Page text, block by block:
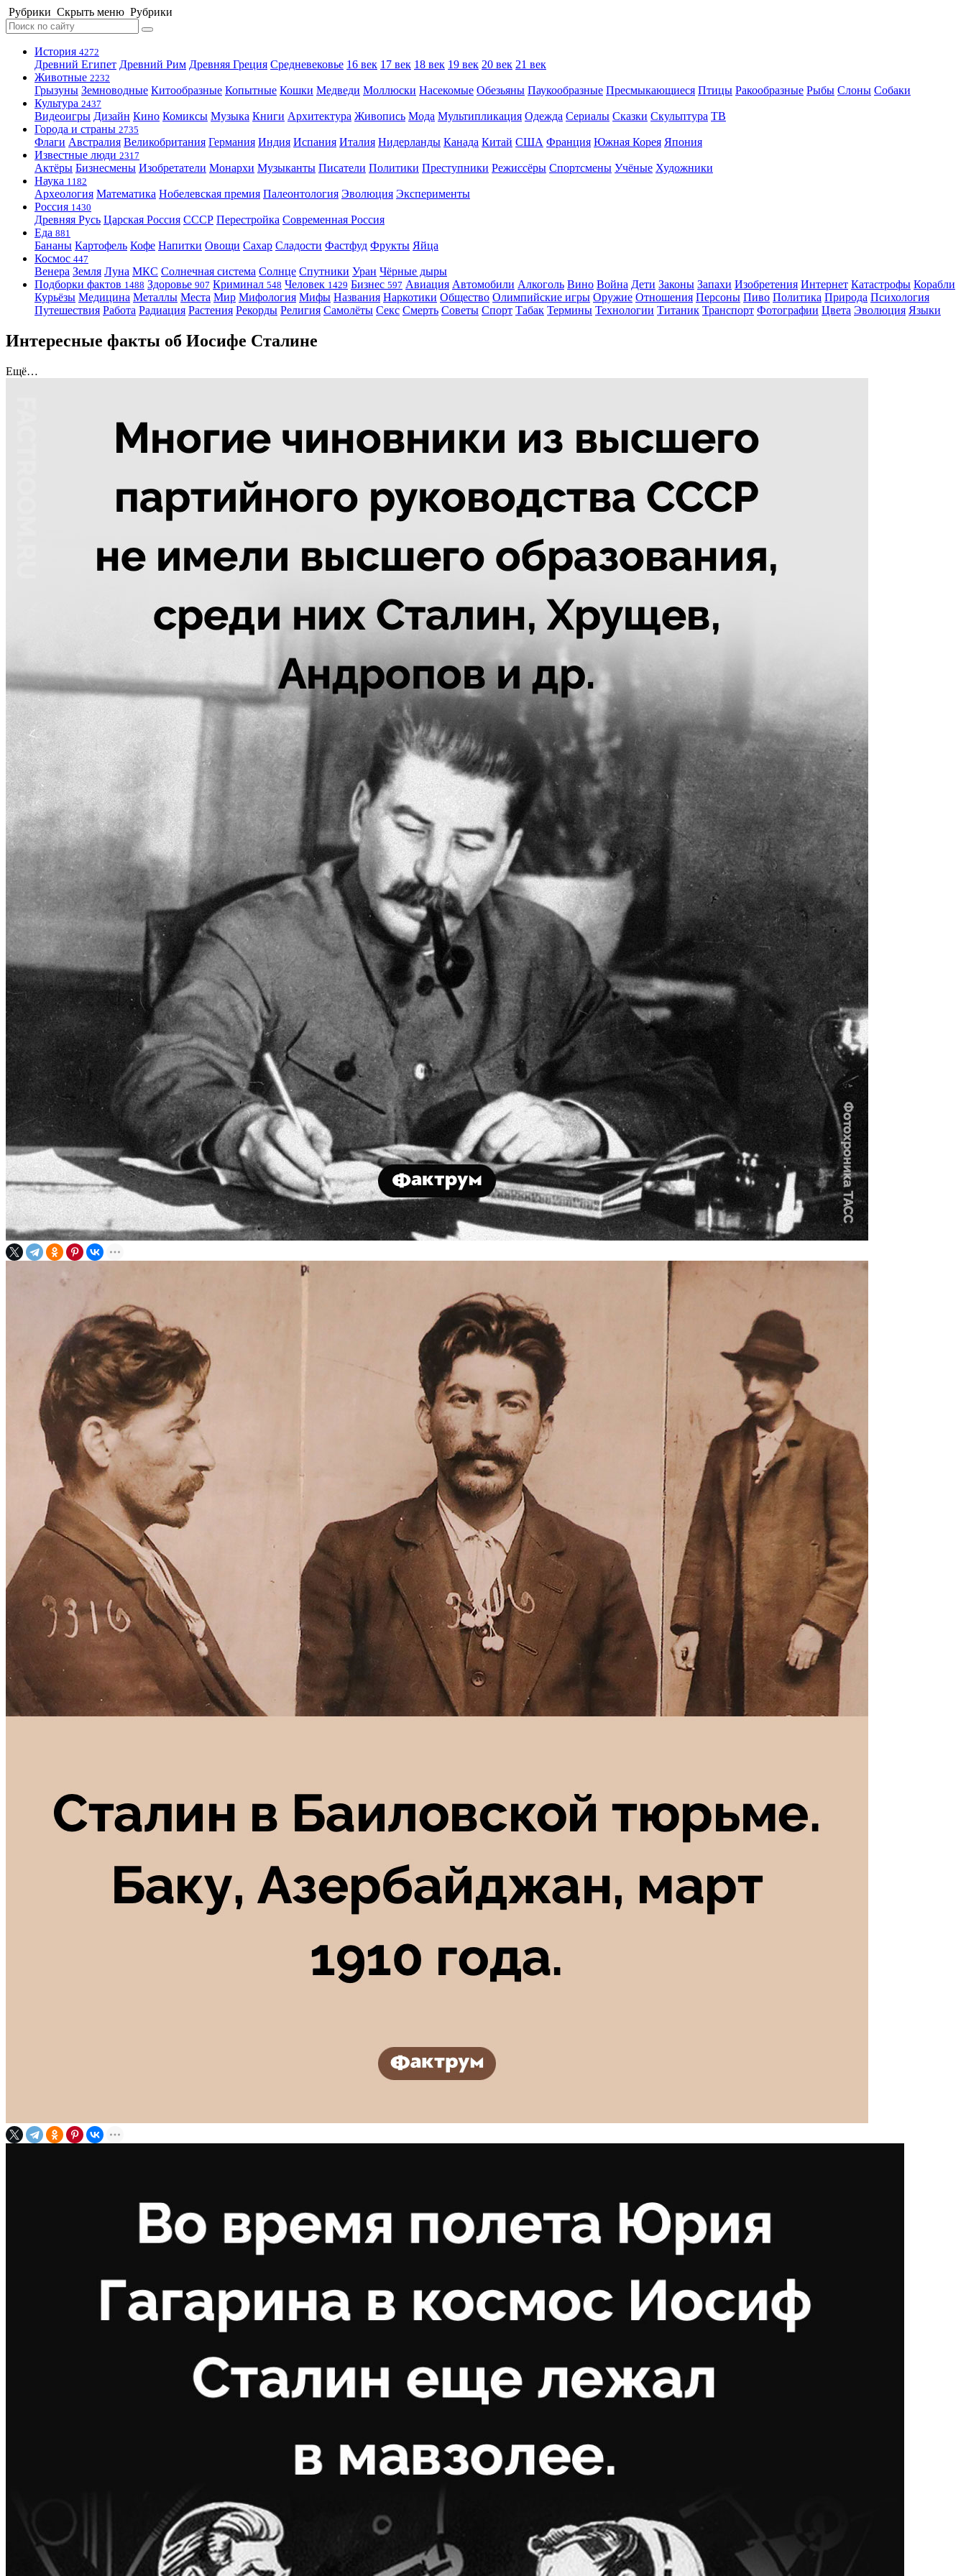
Рубрики Скрыть меню Рубрики
История 4272
Древний Египет Древний Рим Древняя Греция Средневековье 16 век 17 век 18 век 19 век 20 век 21 век
Животные 2232
Грызуны Земноводные Китообразные Копытные Кошки Медведи Моллюски Насекомые Обезьяны Паукообразные Пресмыкающиеся Птицы Ракообразные Рыбы Слоны Собаки
Культура 2437
Видеоигры Дизайн Кино Комиксы Музыка Книги Архитектура Живопись Мода Мультипликация Одежда Сериалы Сказки Скульптура ТВ
Города и страны 2735
Флаги Австралия Великобритания Германия Индия Испания Италия Нидерланды Канада Китай США Франция Южная Корея Япония
Известные люди 2317
Актёры Бизнесмены Изобретатели Монархи Музыканты Писатели Политики Преступники Режиссёры Спортсмены Учёные Художники
Наука 1182
Археология Математика Нобелевская премия Палеонтология Эволюция Эксперименты
Россия 1430
Древняя Русь Царская Россия СССР Перестройка Современная Россия
Еда 881
Бананы Картофель Кофе Напитки Овощи Сахар Сладости Фастфуд Фрукты Яйца
Космос 447
Венера Земля Луна МКС Солнечная система Солнце Спутники Уран Чёрные дыры
Подборки фактов 1488 Здоровье 907 Криминал 548 Человек 1429 Бизнес 597 Авиация Автомобили Алкоголь Вино Война Дети Законы Запахи Изобретения Интернет Катастрофы Корабли
Курьёзы Медицина Металлы Места Мир Мифология Мифы Названия Наркотики Общество Олимпийские игры Оружие Отношения Персоны Пиво Политика Природа Психология
Путешествия Работа Радиация Растения Рекорды Религия Самолёты Секс Смерть Советы Спорт Табак Термины Технологии Титаник Транспорт Фотографии Цвета Эволюция Языки
Интересные факты об Иосифе Сталине
Ещё…